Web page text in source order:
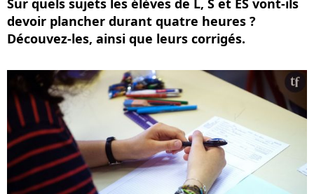
Sur quels sujets les élèves de L, S et ES vont-ils
devoir plancher durant quatre heures ?
Découvez-les, ainsi que leurs corrigés.